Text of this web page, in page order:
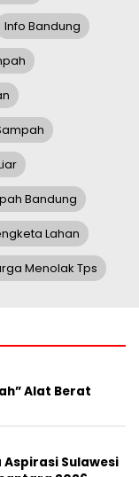
Info Bandung
Bandung
Lahan
Menolak Tps
Alat Berat
Aspirasi Sulawesi